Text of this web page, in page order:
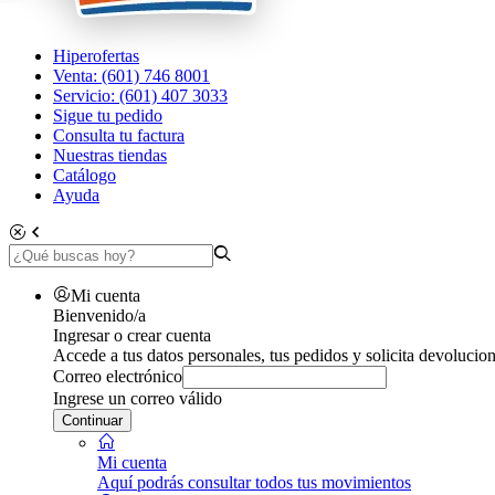
Hiperofertas
Venta: (601) 746 8001
Servicio: (601) 407 3033
Sigue tu pedido
Consulta tu factura
Nuestras tiendas
Catálogo
Ayuda
Mi cuenta
Bienvenido/a
Ingresar o crear cuenta
Accede a tus datos personales, tus pedidos y solicita
Correo electrónico
Ingrese un correo válido
Continuar
Mi cuenta
Aquí podrás consultar todos tus movimientos